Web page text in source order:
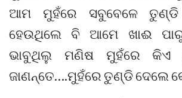
ଆମ ମୁହଁରେ ସବୁବେଳେ ତୁଣ୍ଡି
ହେଉଥିଲେ ବି ଆମେ ଖାଈ
ଭାବୁଥିଲୁ ମଣିଷ ମୁହଁରେ କିଏ
ଜାଣନ୍ତେ….ମୁହଁରେ ତୁଣ୍ଡି ଦେଲେ